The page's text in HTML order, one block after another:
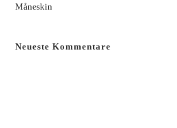
Måneskin
Neueste Kommentare